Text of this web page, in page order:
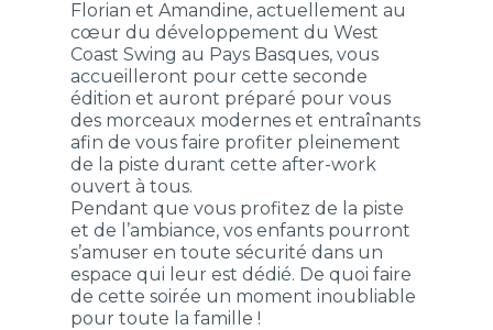
Florian et Amandine, actuellement au
cœur du développement du West
Coast Swing au Pays Basques, vous
accueilleront pour cette seconde
édition et auront préparé pour vous
des morceaux modernes et entraînants
afin de vous faire profiter pleinement
de la piste durant cette after-work
ouvert à tous.
Pendant que vous profitez de la piste
et de l’ambiance, vos enfants pourront
s’amuser en toute sécurité dans un
espace qui leur est dédié. De quoi faire
de cette soirée un moment inoubliable
pour toute la famille !